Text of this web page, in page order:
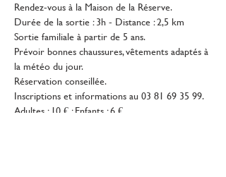
Rendez-vous à la Maison de la Réserve.
Durée de la sortie : 3h - Distance : 2,5 km
Sortie familiale à partir de 5 ans.
Prévoir bonnes chaussures, vêtements adaptés à
la météo du jour.
Réservation conseillée.
Inscriptions et informations au 03 81 69 35 99.
Adultes : 10 € ; Enfants : 6 €